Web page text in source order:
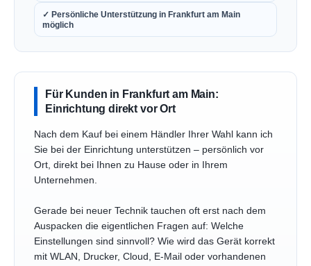
✓ Persönliche Unterstützung in Frankfurt am Main
möglich
Für Kunden in Frankfurt am Main:
Einrichtung direkt vor Ort
Nach dem Kauf bei einem Händler Ihrer Wahl kann ich
Sie bei der Einrichtung unterstützen – persönlich vor
Ort, direkt bei Ihnen zu Hause oder in Ihrem
Unternehmen.
Gerade bei neuer Technik tauchen oft erst nach dem
Auspacken die eigentlichen Fragen auf: Welche
Einstellungen sind sinnvoll? Wie wird das Gerät korrekt
mit WLAN, Drucker, Cloud, E-Mail oder vorhandenen